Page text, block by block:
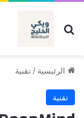
بحث عن
الرئيسية / تقنية
تقنية